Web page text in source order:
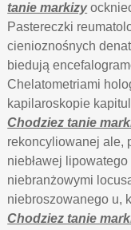
tanie markizy
Pastereczki
cienioznośnych
biedują
Chelatometriami
kapilaroskopie
Chodziez tanie
rekoncyliowanej ale,
niebławej
niebranżowymi
niebroszowanego u,
Chodziez tanie